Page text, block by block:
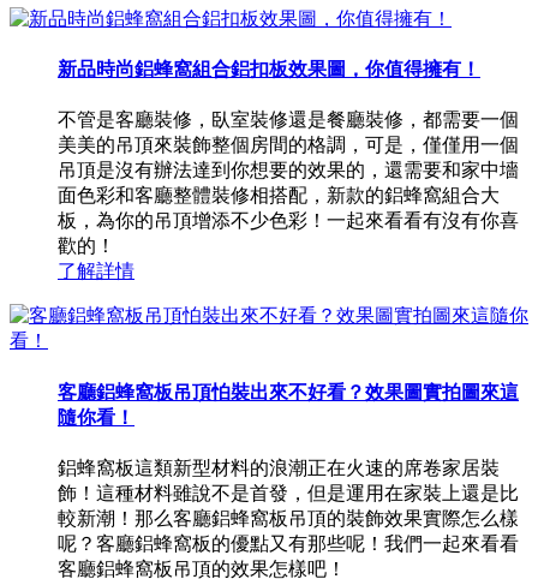
新品時尚鋁蜂窩組合鋁扣板效果圖，你值得擁有！
不管是客廳裝修，臥室裝修還是餐廳裝修，都需要一個
美美的吊頂來裝飾整個房間的格調，可是，僅僅用一個
吊頂是沒有辦法達到你想要的效果的，還需要和家中墻
面色彩和客廳整體裝修相搭配，新款的鋁蜂窩組合大
板，為你的吊頂增添不少色彩！一起來看看有沒有你喜
歡的！
了解詳情
客廳鋁蜂窩板吊頂怕裝出來不好看？效果圖實拍圖來這
隨你看！
鋁蜂窩板這類新型材料的浪潮正在火速的席卷家居裝
飾！這種材料雖說不是首發，但是運用在家裝上還是比
較新潮！那么客廳鋁蜂窩板吊頂的裝飾效果實際怎么樣
呢？客廳鋁蜂窩板的優點又有那些呢！我們一起來看看
客廳鋁蜂窩板吊頂的效果怎樣吧！